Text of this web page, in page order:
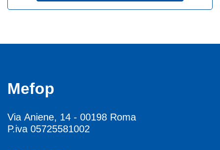
Mefop
Via Aniene, 14 - 00198 Roma
P.iva 05725581002